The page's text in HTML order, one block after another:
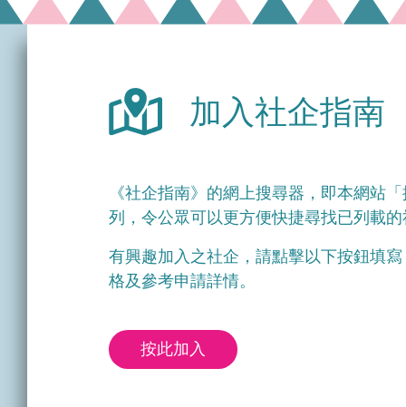
加入社企指南
《社企指南》的網上搜尋器，即本網站
列，令公眾可以更方便快捷尋找已列載
有興趣加入之社企，請點擊以下按鈕填
格及參考申請詳情。
按此加入